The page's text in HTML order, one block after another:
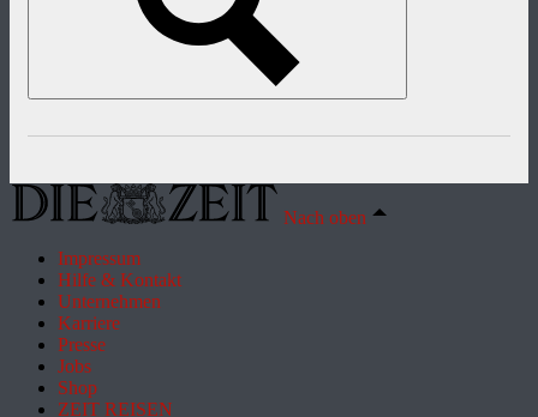
Nach oben
Impressum
Hilfe & Kontakt
Unternehmen
Karriere
Presse
Jobs
Shop
ZEIT REISEN